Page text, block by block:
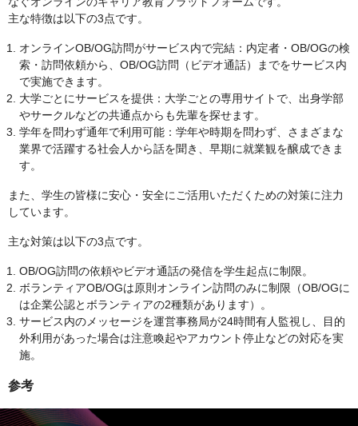
主な特徴は以下の3点です。
オンラインOB/OG訪問がサービス内で完結：内定者・OB/OGの検
索・訪問依頼から、OB/OG訪問（ビデオ通話）までをサービス内
で実施できます。
大学ごとにサービスを提供：大学ごとの専用サイトで、出身学部
やサークルなどの共通点からも先輩を探せます。
学年を問わず通年で利用可能：学年や時期を問わず、さまざまな
業界で活躍する社会人から話を聞き、早期に就業観を醸成できま
す。
また、学生の皆様に安心・安全にご活用いただくための対策に注力
しています。
主な対策は以下の3点です。
OB/OG訪問の依頼やビデオ通話の発信を学生起点に制限。
ボランティアOB/OGは原則オンライン訪問のみに制限（OB/OGに
は企業公認とボランティアの2種類があります）。
サービス内のメッセージを運営事務局が24時間有人監視し、目的
外利用があった場合は注意喚起やアカウント停止などの対応を実
施。
参考